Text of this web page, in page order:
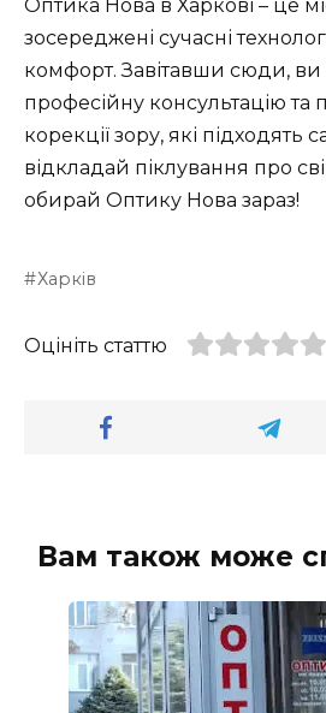
Оптика Нова в Харкові – це
зосереджені сучасні
комфорт. Завітавши сюди, ви
професійну консультацію та
корекції зору, які підходять
відкладай піклування про
обирай Оптику Нова зараз!
Харків
Оцініть статтю
Вам також може